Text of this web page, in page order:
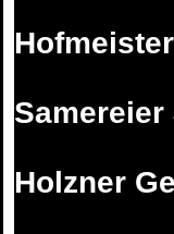
Samereier
Holzner